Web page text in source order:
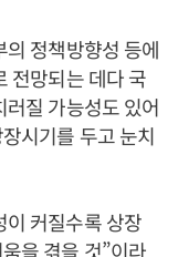
정책방향성 등에
전망되는 데다 국
질 가능성도 있어
시기를 두고 눈치
이 커질수록 상장
을 겪을 것”이라